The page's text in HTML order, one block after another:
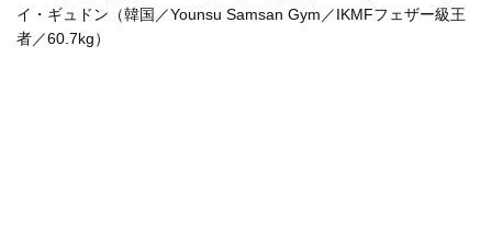
イ・ギュドン（韓国／Younsu Samsan Gym／IKMFフェザー級王
者／60.7kg）